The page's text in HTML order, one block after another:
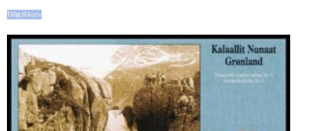
Tilføj til kurv